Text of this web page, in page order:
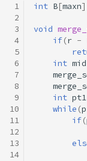
1
2
3
4
5
6
7
8
9
10
11
12
13
14
int B[maxn
void
if(r -
int mid
int pt1
while (
if(